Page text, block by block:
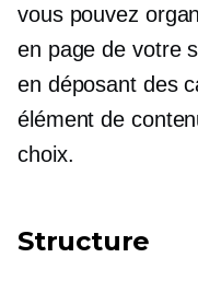
vous pouvez
en page de votre
en déposant des
élément de
choix.
Structure